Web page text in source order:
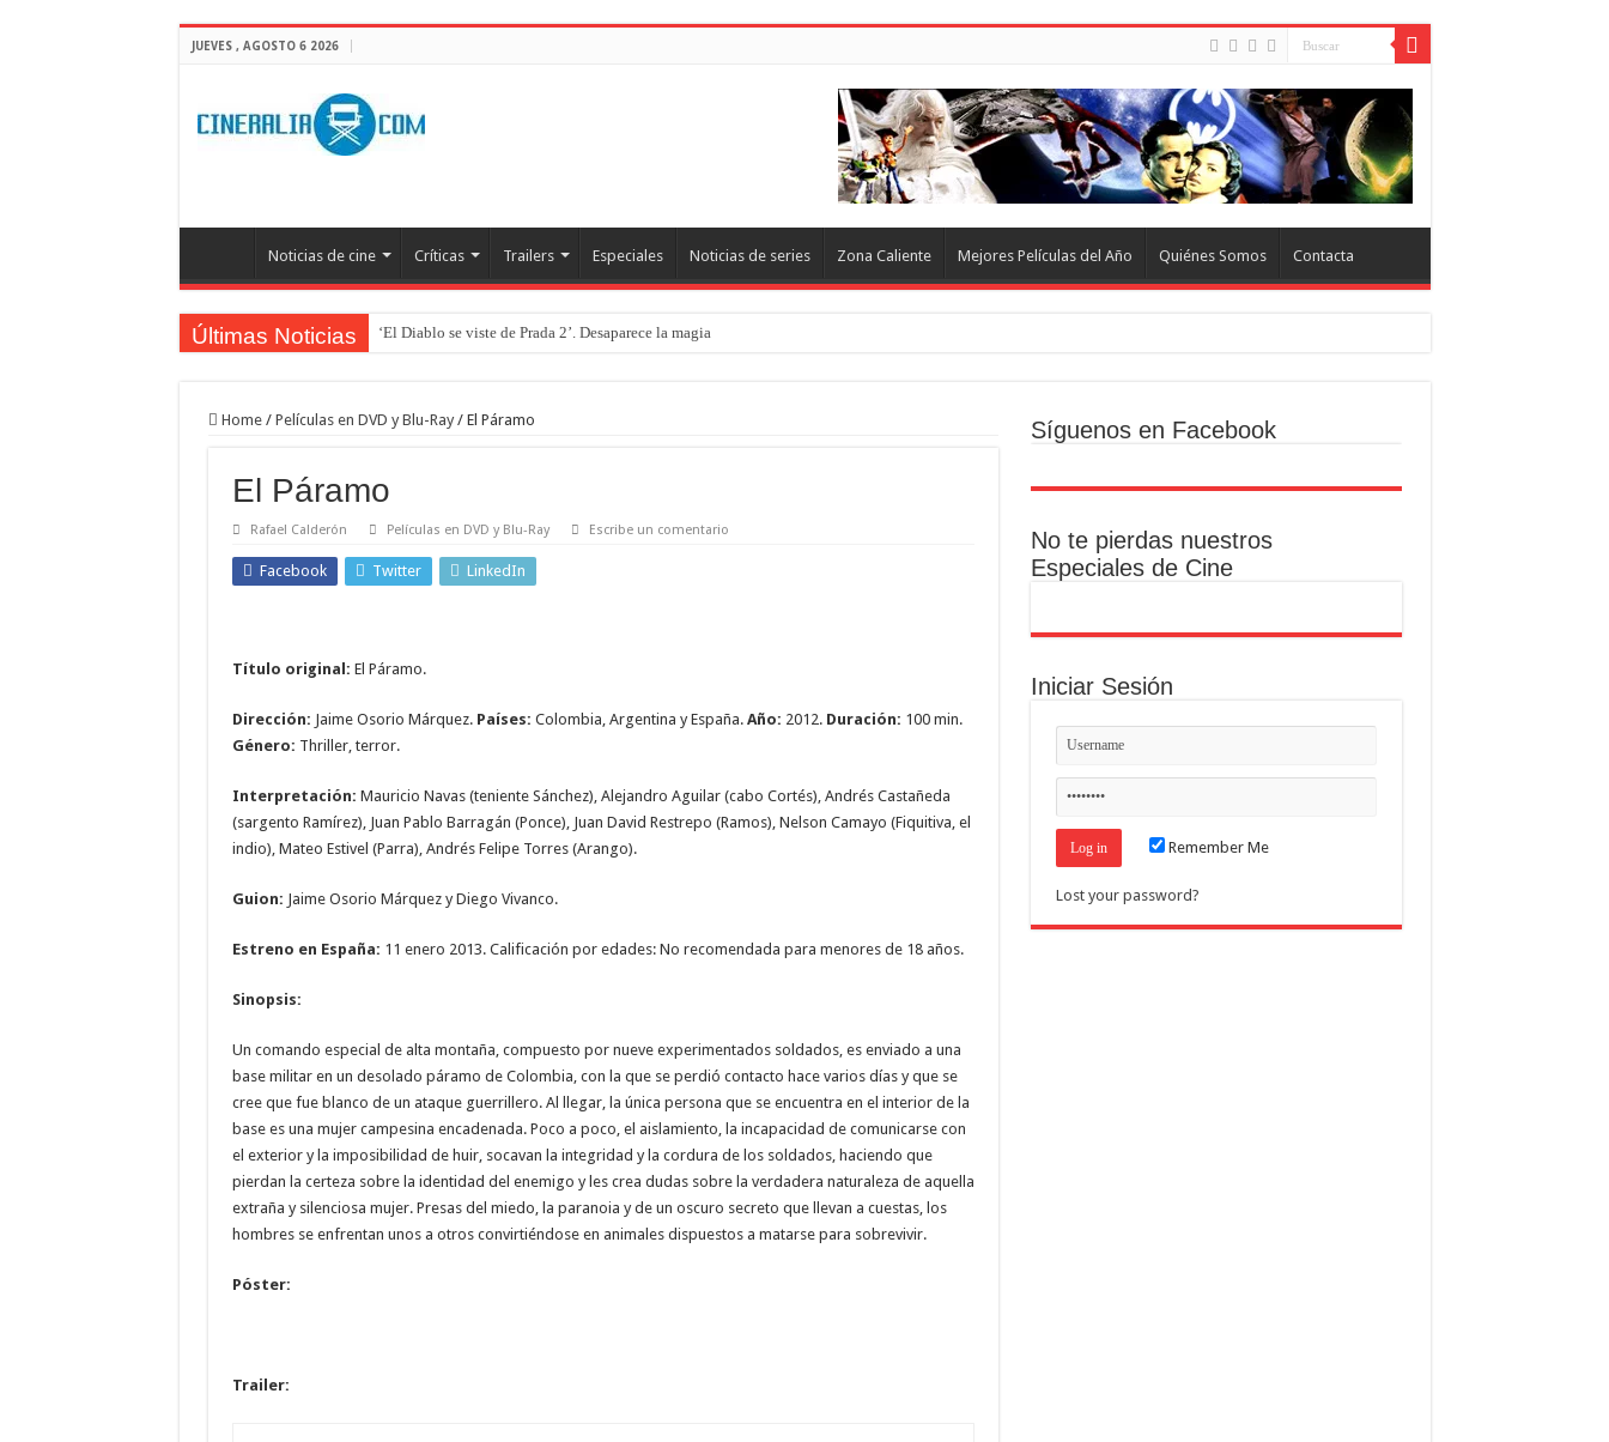
JUEVES , AGOSTO 6 2026
Noticias de cine Críticas Trailers Especiales Noticias de series Zona Caliente Mejores Películas del Año Quiénes Somos Contacta
Últimas Noticias ‘El Diablo se viste de Prada 2’. Desaparece la magia
‘La Asistenta’. Dúo perfecto
‘Supergirl’. De 7’5 con fresquito
Home / Películas en DVD y Blu-Ray / El Páramo
El Páramo
Rafael Calderón Películas en DVD y Blu-Ray Escribe un comentario
Facebook Twitter LinkedIn
Título original: El Páramo.
Dirección: Jaime Osorio Márquez. Países: Colombia, Argentina y España. Año: 2012. Duración: 100 min.
Género: Thriller, terror.
Interpretación: Mauricio Navas (teniente Sánchez), Alejandro Aguilar (cabo Cortés), Andrés Castañeda
(sargento Ramírez), Juan Pablo Barragán (Ponce), Juan David Restrepo (Ramos), Nelson Camayo (Fiquitiva, el
indio), Mateo Estivel (Parra), Andrés Felipe Torres (Arango).
Guion: Jaime Osorio Márquez y Diego Vivanco.
Estreno en España: 11 enero 2013. Calificación por edades: No recomendada para menores de 18 años.
Sinopsis:
Un comando especial de alta montaña, compuesto por nueve experimentados soldados, es enviado a una
base militar en un desolado páramo de Colombia, con la que se perdió contacto hace varios días y que se
cree que fue blanco de un ataque guerrillero. Al llegar, la única persona que se encuentra en el interior de la
base es una mujer campesina encadenada. Poco a poco, el aislamiento, la incapacidad de comunicarse con
el exterior y la imposibilidad de huir, socavan la integridad y la cordura de los soldados, haciendo que
pierdan la certeza sobre la identidad del enemigo y les crea dudas sobre la verdadera naturaleza de aquella
extraña y silenciosa mujer. Presas del miedo, la paranoia y de un oscuro secreto que llevan a cuestas, los
hombres se enfrentan unos a otros convirtiéndose en animales dispuestos a matarse para sobrevivir.
Póster:
Trailer:
Síguenos en Facebook
No te pierdas nuestros
Especiales de Cine
Iniciar Sesión
Remember Me
Lost your password?